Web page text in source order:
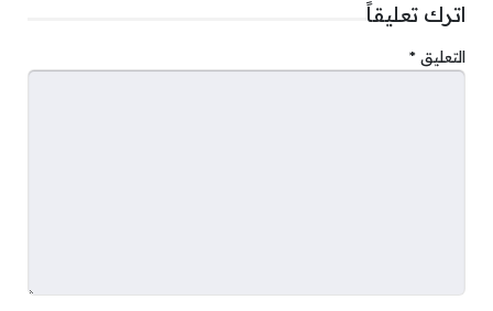
اترك تعليقاً
التعليق *